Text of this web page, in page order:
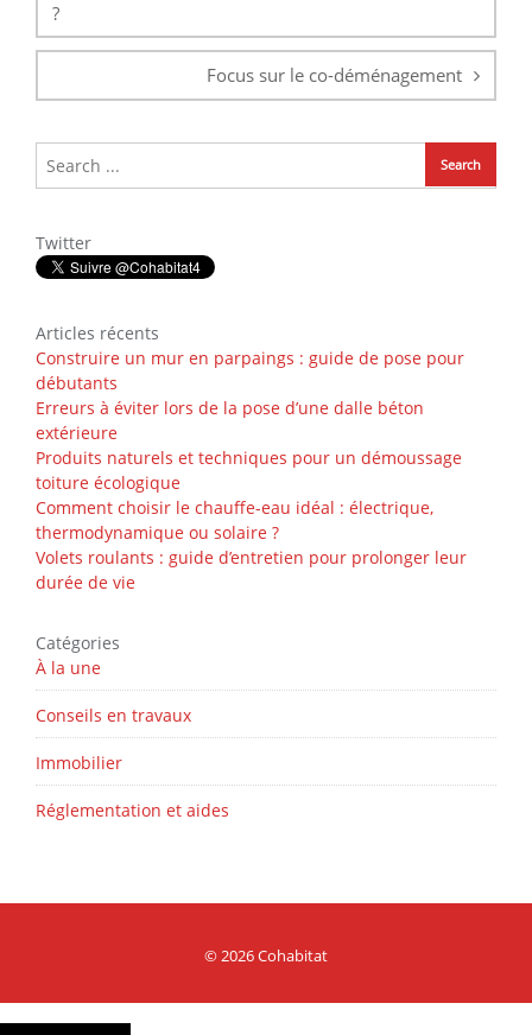
?
Focus sur le co-déménagement
Twitter
Articles récents
Construire un mur en parpaings : guide de pose pour
débutants
Erreurs à éviter lors de la pose d’une dalle béton
extérieure
Produits naturels et techniques pour un démoussage
toiture écologique
Comment choisir le chauffe-eau idéal : électrique,
thermodynamique ou solaire ?
Volets roulants : guide d’entretien pour prolonger leur
durée de vie
Catégories
À la une
Conseils en travaux
Immobilier
Réglementation et aides
© 2026 Cohabitat